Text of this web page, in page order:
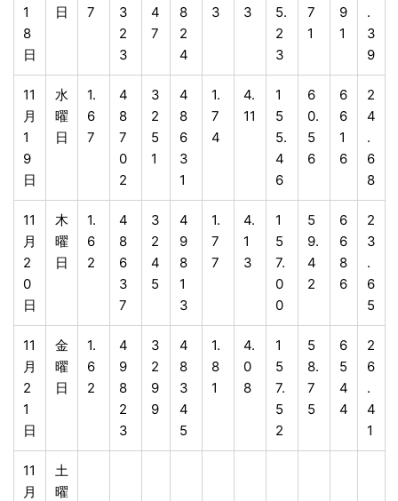
1
8
日
日
7
3
2
3
4
7
8
2
4
3
3
5.
2
3
7
1
9
1
.
3
9
11
月
1
9
日
水
曜
日
1.
6
7
4
8
7
0
2
3
2
5
1
4
8
6
3
1
1.
7
4
4.
11
1
5
5.
4
6
6
0.
5
6
6
6
1
6
2
4
.
6
8
11
月
2
0
日
木
曜
日
1.
6
2
4
8
6
3
7
3
2
4
5
4
9
8
1
3
1.
7
7
4.
1
3
1
5
7.
0
0
5
9.
4
2
6
6
8
6
2
3
.
6
5
11
月
2
1
日
金
曜
日
1.
6
2
4
9
8
2
3
3
2
9
9
4
8
3
4
5
1.
8
1
4.
0
8
1
5
7.
5
2
5
8.
7
5
6
5
4
4
2
6
.
4
1
11
月
土
曜